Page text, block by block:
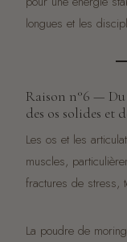
longues et les
Raison n°6 —
des os solides et
Les os et les
muscles,
fractures de stress,
La poudre de